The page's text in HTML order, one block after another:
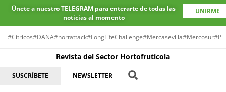
Únete a nuestro TELEGRAM para enterarte de todas las
noticias al momento
UNIRME
#Cítricos#DANA#hortattack#LongLifeChallenge#Mercasevilla#Mercosur
Revista del Sector Hortofrutícola
SUSCRÍBETE NEWSLETTER